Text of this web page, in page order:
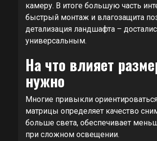
камеру. В итоге большую часть
быстрый монтаж и влагозащита
детализация ландшафта –
универсальным.
На что влияет
нужно
Многие привыкли
матрицы определяет качество
больше света, обеспечивает
при сложном освещении.